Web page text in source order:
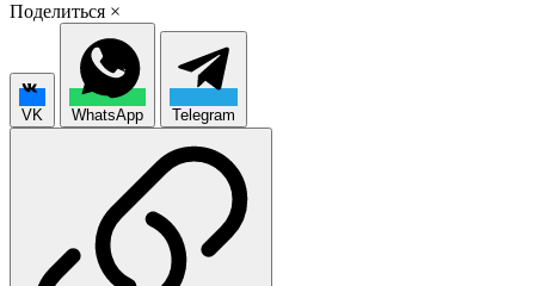
Поделиться ×
VK WhatsApp Telegram